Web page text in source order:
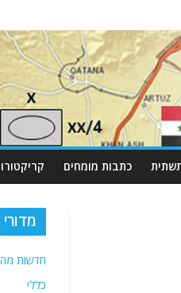
כתבות מומחים
חדשות
כללי